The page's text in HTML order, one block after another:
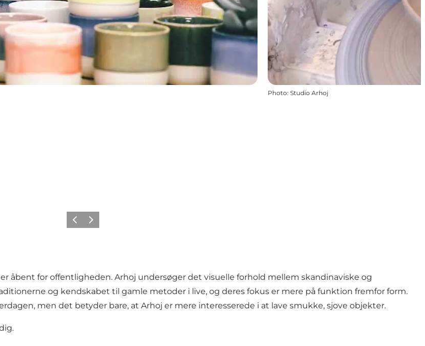
Photo: Studio Arhoj
Previous
Next
åbent for offentligheden. Arhoj undersøger det visuelle forhold mellem skandinaviske og
og kendskabet til gamle metoder i live, og deres fokus er mere på funktion fremfor form.
men det betyder bare, at Arhoj er mere interesserede i at lave smukke, sjove objekter.